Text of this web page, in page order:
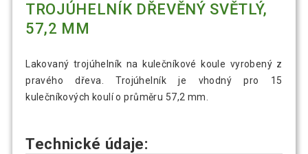
TROJÚHELNÍK DŘEVĚNÝ SVĚTLÝ,
57,2 MM
Lakovaný trojúhelník na kulečníkové koule vyrobený z
pravého dřeva. Trojúhelník je vhodný pro 15
kulečníkových koulí o průměru 57,2 mm.
Technické údaje: